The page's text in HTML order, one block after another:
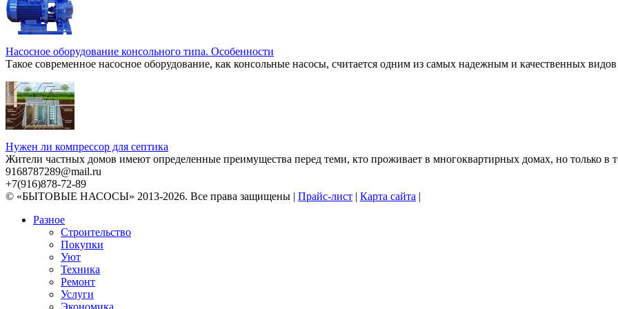
Насосное оборудование консольного типа. Особенности
Такое современное насосное оборудование, как консольные насосы, считается одним из самых надежным и качественных видов
Нужен ли компрессор для септика
Жители частных домов имеют определенные преимущества перед теми, кто проживает в многоквартирных домах, но только в
9168787289@mail.ru
+7(916)878-72-89
© «БЫТОВЫЕ НАСОСЫ» 2013-2026. Все права защищены | Прайс-лист | Карта сайта |
Разное
Строительство
Покупки
Уют
Техника
Ремонт
Услуги
Экономика